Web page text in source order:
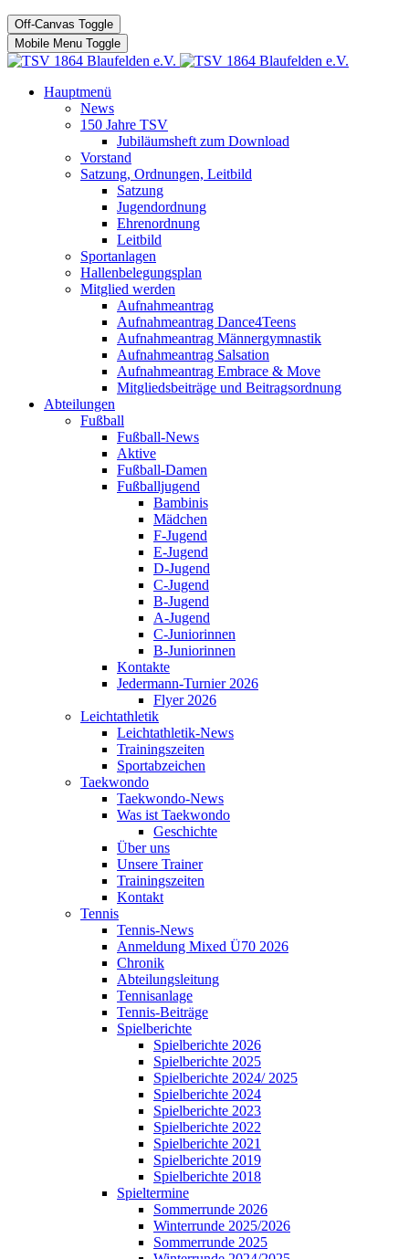
Off-Canvas Toggle
Mobile Menu Toggle
Hauptmenü
News
150 Jahre TSV
Jubiläumsheft zum Download
Vorstand
Satzung, Ordnungen, Leitbild
Satzung
Jugendordnung
Ehrenordnung
Leitbild
Sportanlagen
Hallenbelegungsplan
Mitglied werden
Aufnahmeantrag
Aufnahmeantrag Dance4Teens
Aufnahmeantrag Männergymnastik
Aufnahmeantrag Salsation
Aufnahmeantrag Embrace & Move
Mitgliedsbeiträge und Beitragsordnung
Abteilungen
Fußball
Fußball-News
Aktive
Fußball-Damen
Fußballjugend
Bambinis
Mädchen
F-Jugend
E-Jugend
D-Jugend
C-Jugend
B-Jugend
A-Jugend
C-Juniorinnen
B-Juniorinnen
Kontakte
Jedermann-Turnier 2026
Flyer 2026
Leichtathletik
Leichtathletik-News
Trainingszeiten
Sportabzeichen
Taekwondo
Taekwondo-News
Was ist Taekwondo
Geschichte
Über uns
Unsere Trainer
Trainingszeiten
Kontakt
Tennis
Tennis-News
Anmeldung Mixed Ü70 2026
Chronik
Abteilungsleitung
Tennisanlage
Tennis-Beiträge
Spielberichte
Spielberichte 2026
Spielberichte 2025
Spielberichte 2024/ 2025
Spielberichte 2024
Spielberichte 2023
Spielberichte 2022
Spielberichte 2021
Spielberichte 2019
Spielberichte 2018
Spieltermine
Sommerrunde 2026
Winterrunde 2025/2026
Sommerrunde 2025